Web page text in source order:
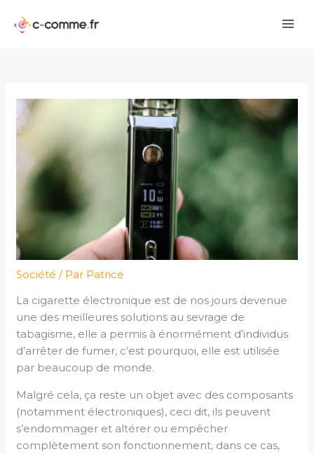
Société / Par Patrice
La cigarette électronique est de nos jours devenue
une des meilleures solutions au sevrage de
tabagisme, elle a permis à énormément d’individus
d’arrêter de fumer, c’est pourquoi, elle est utilisée
par beaucoup de monde.
Malgré cela, ça reste un objet avec des composants
(notamment électroniques), ceci dit, ils peuvent
s’endommager et altérer ou empêcher
complètement son fonctionnement, dans ce cas,